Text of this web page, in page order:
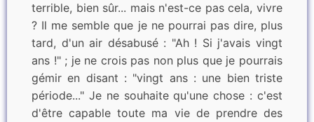
terrible, bien sûr... mais n'est-ce pas cela, vivre
? Il me semble que je ne pourrai pas dire, plus
tard, d'un air désabusé : "Ah ! Si j'avais vingt
ans !" ; je ne crois pas non plus que je pourrais
gémir en disant : "vingt ans : une bien triste
période..." Je ne souhaite qu'une chose : c'est
d'être capable toute ma vie de prendre des